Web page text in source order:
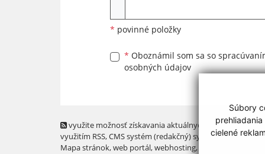
Súbory
cielené
* povinné položky
* Oboznámil som sa so
osobných údajov
využite možnosť získavania aktuálnych informácií s
využitím RSS, CMS systém (redakčný) systém ECHELON 2,
Mapa stránok,web portál,webhosting,